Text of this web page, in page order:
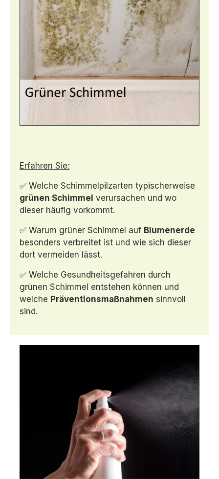
Erfahren Sie:
✅ Welche Schimmelpilzarten typischerweise
grünen Schimmel verursachen und wo
dieser häufig vorkommt.
✅ Warum grüner Schimmel auf Blumenerde
besonders verbreitet ist und wie sich dieser
dort vermeiden lässt.
✅ Welche Gesundheitsgefahren durch
grünen Schimmel entstehen können und
welche Präventionsmaßnahmen sinnvoll
sind.